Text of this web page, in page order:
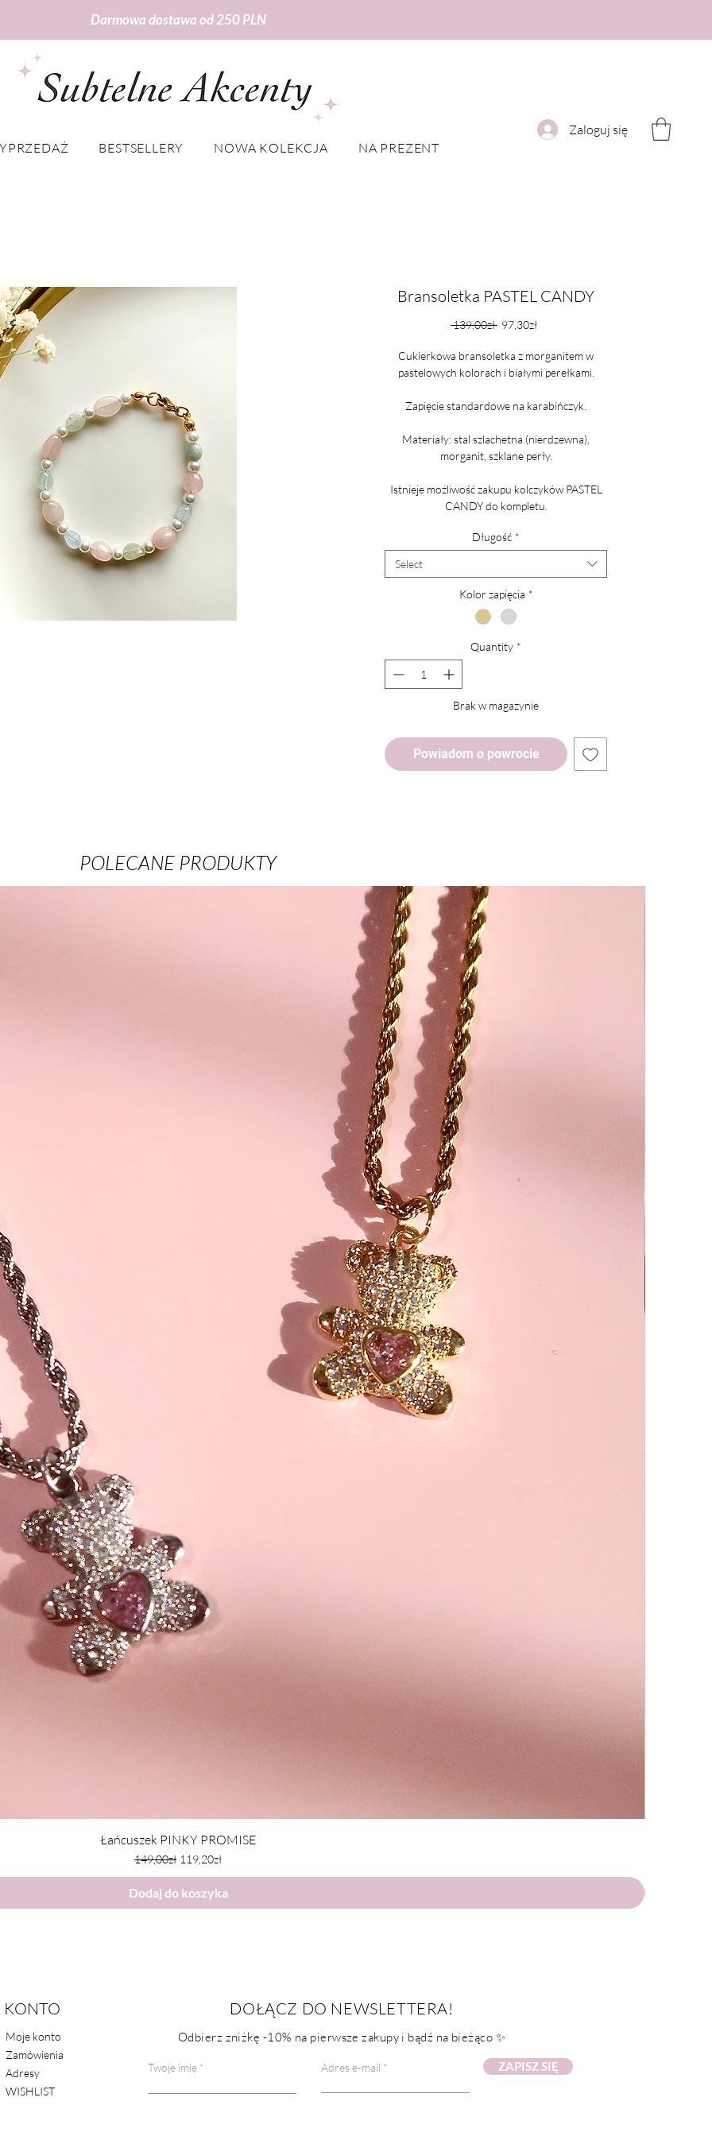
Darmowa dostawa od 250 PLN
Zaloguj się
BESTSELLERY NOWA KOLEKCJA NA PREZENT
Bransoletka PASTEL CANDY
139,00zł Regular
97,30złSale
Cukierkowa bransoletka z morganitem w
pastelowych kolorach i białymi perełkami.
Zapięcie standardowe na karabińczyk.
Materiały: stal szlachetna (nierdzewna),
morganit, szklane perły.
Istnieje możliwość zakupu kolczyków PASTEL
CANDY do kompletu.
Długość *
Select
Kolor zapięcia *
Quantity *
Brak w magazynie
Powiadom o powrocie
POLECANE PRODUKTY
Łańcuszek PINKY PROMISE
Regular Price
149,00zł Sale Price
119,20zł
Dodaj do koszyka
KONTO
Moje konto
Zamówienia
Adresy
WISHLIST
DOŁĄCZ DO NEWSLETTERA!
Odbierz zniżkę -10% na pierwsze zakupy i bądź na bieżąco ✨
Twoje imię Adres e-mail ZAPISZ SIĘ